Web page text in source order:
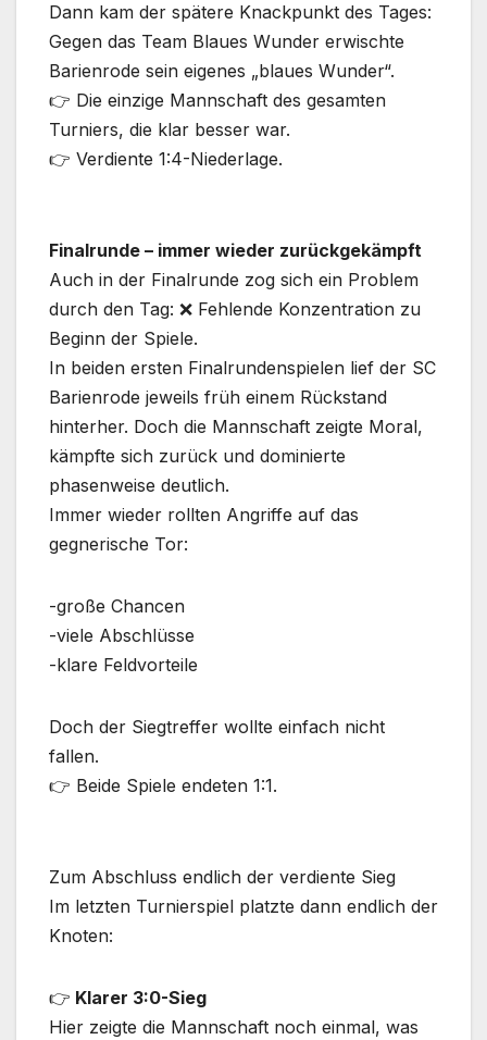
Dann kam der spätere Knackpunkt des Tages:
Gegen das Team Blaues Wunder erwischte
Barienrode sein eigenes „blaues Wunder“.
👉 Die einzige Mannschaft des gesamten
Turniers, die klar besser war.
👉 Verdiente 1:4-Niederlage.
Finalrunde – immer wieder zurückgekämpft
Auch in der Finalrunde zog sich ein Problem
durch den Tag: ❌ Fehlende Konzentration zu
Beginn der Spiele.
In beiden ersten Finalrundenspielen lief der SC
Barienrode jeweils früh einem Rückstand
hinterher. Doch die Mannschaft zeigte Moral,
kämpfte sich zurück und dominierte
phasenweise deutlich.
Immer wieder rollten Angriffe auf das
gegnerische Tor:
-große Chancen
-viele Abschlüsse
-klare Feldvorteile
Doch der Siegtreffer wollte einfach nicht
fallen.
👉 Beide Spiele endeten 1:1.
Zum Abschluss endlich der verdiente Sieg
Im letzten Turnierspiel platzte dann endlich der
Knoten:
👉 Klarer 3:0-Sieg
Hier zeigte die Mannschaft noch einmal, was